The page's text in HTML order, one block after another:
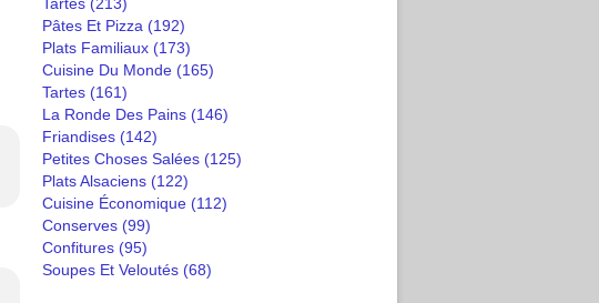
Pâtes Et Pizza (192)
Plats Familiaux (173)
Cuisine Du Monde (165)
Tartes (161)
La Ronde Des Pains (146)
Friandises (142)
Petites Choses Salées (125)
Plats Alsaciens (122)
Cuisine Économique (112)
Conserves (99)
Confitures (95)
Soupes Et Veloutés (68)